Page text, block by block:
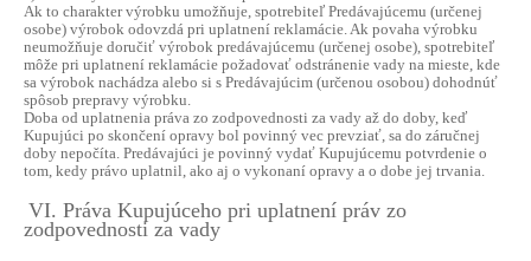
Ak to charakter výrobku umožňuje, spotrebiteľ Predávajúcemu (určenej
osobe) výrobok odovzdá pri uplatnení reklamácie. Ak povaha výrobku
neumožňuje doručiť výrobok predávajúcemu (určenej osobe), spotrebiteľ
môže pri uplatnení reklamácie požadovať odstránenie vady na mieste, kde
sa výrobok nachádza alebo si s Predávajúcim (určenou osobou) dohodnúť
spôsob prepravy výrobku.
Doba od uplatnenia práva zo zodpovednosti za vady až do doby, keď
Kupujúci po skončení opravy bol povinný vec prevziať, sa do záručnej
doby nepočíta. Predávajúci je povinný vydať Kupujúcemu potvrdenie o
tom, kedy právo uplatnil, ako aj o vykonaní opravy a o dobe jej trvania.
VI. Práva Kupujúceho pri uplatnení práv zo
zodpovednosti za vady